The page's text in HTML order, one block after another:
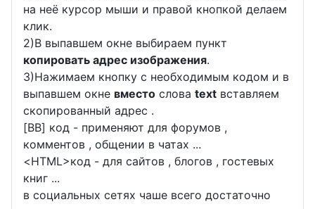
на неё курсор мыши и правой кнопкой делаем
клик.
2)В выпавшем окне выбираем пункт
копировать адрес изображения.
3)Нажимаем кнопку с необходимым кодом и в
выпавшем окне вместо слова text вставляем
скопированный адрес .
[BB] код - применяют для форумов ,
комментов , общении в чатах ...
<HTML>код - для сайтов , блогов , гостевых
книг ...
в социальных сетях чаше всего достаточно